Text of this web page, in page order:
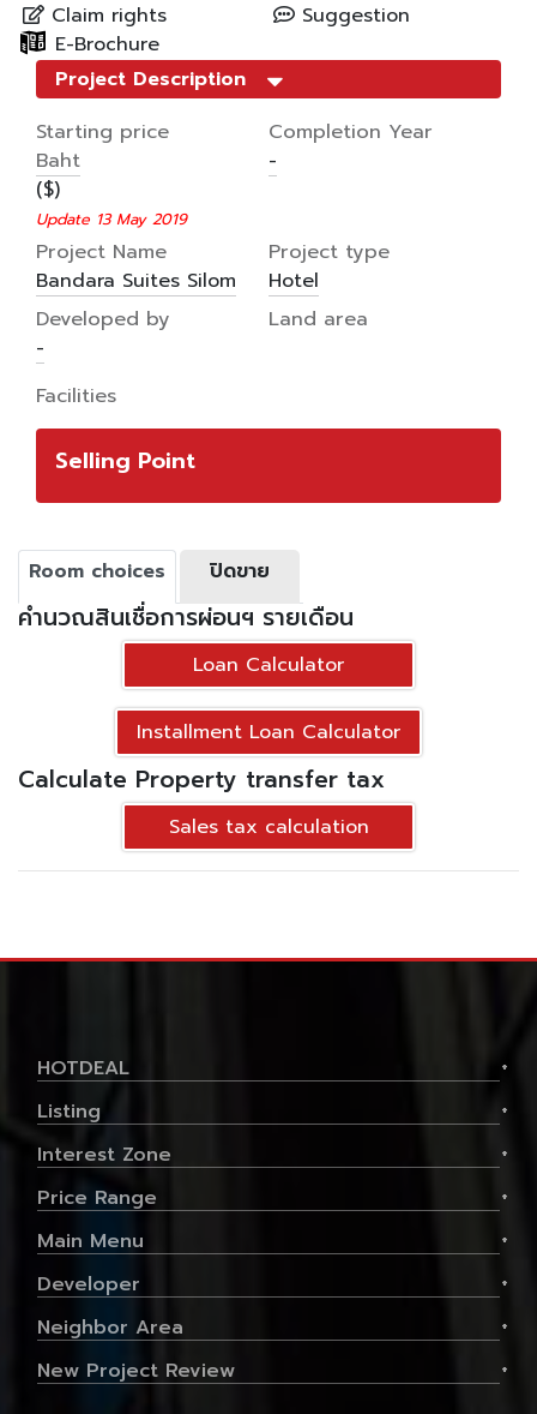
Claim rights
Suggestion
E-Brochure
Project Description
Starting price
Baht
($)
Update 13 May 2019
Completion Year
-
Project Name
Bandara Suites Silom
Project type
Hotel
Developed by
-
Land area
Facilities
Selling Point
Room choices ปิดขาย
คำนวณสินเชื่อการผ่อนฯ รายเดือน
Loan Calculator
Installment Loan Calculator
Calculate Property transfer tax
Sales tax calculation
HOTDEAL +
Listing +
Interest Zone +
Price Range +
Main Menu +
Developer +
Neighbor Area +
New Project Review +